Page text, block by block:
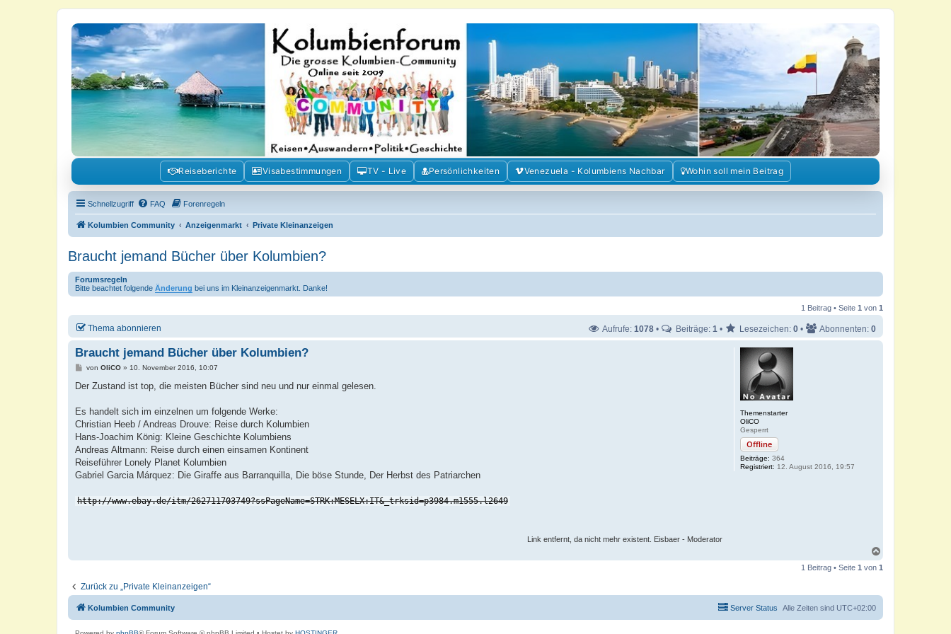
Kolumbienforum - Das grosse Forum der Freunde Kolumbiens
Reisen, Auswandern, Kultur, Politik, Geschichte und Visum in Kolumbien und Venezuela. Austausch, Erfahrungen und Gemeinschaft im Kolumbienforum
Reiseberichte Visabestimmungen TV - Live Persönlichkeiten Venezuela - Kolumbiens Nachbar Wohin soll mein Beitrag
Schnellzugriff FAQ Forenregeln
Kolumbien Community Anzeigenmarkt Private Kleinanzeigen
Braucht jemand Bücher über Kolumbien?
Forumsregeln
Bitte beachtet folgende Änderung bei uns im Kleinanzeigenmarkt. Danke!
1 Beitrag • Seite 1 von 1
Thema abonnieren Aufrufe: 1078 • Beiträge: 1 • Lesezeichen: 0 • Abonnenten: 0
Themenstarter
OliCO
Gesperrt
Offline
Beiträge: 364
Registriert: 12. August 2016, 19:57
Braucht jemand Bücher über Kolumbien?
B
i
a
von OliCO» 10. November 2016, 10:07
Der Zustand ist top, die meisten Bücher sind neu und nur einmal gelesen.
Es handelt sich im einzelnen um folgende Werke:
Christian Heeb / Andreas Drouve: Reise durch Kolumbien
Hans-Joachim König: Kleine Geschichte Kolumbiens
Andreas Altmann: Reise durch einen einsamen Kontinent
Reiseführer Lonely Planet Kolumbien
Gabriel Garcia Márquez: Die Giraffe aus Barranquilla, Die böse Stunde, Der Herbst des Patriarchen
http://www.ebay.de/itm/262711703749?ssPageName=STRK:MESELX:IT&_trksid=p3984.m1555.l2649
Link entfernt, da nicht mehr existent. Eisbaer - Moderator
c
b
n
1 Beitrag • Seite 1 von 1
Zurück zu „Private Kleinanzeigen“
Kolumbien Community Alle Zeiten sind UTC+02:00
Server Status